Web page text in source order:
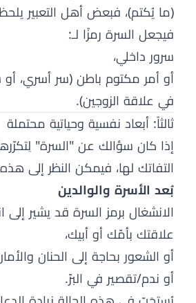
(ما يُكتم)، فبعض أهل التعبير
فيجعل السرة رمزًا لـ:
سرور داخلي،
أو أمر مكتوم باطن (سر أسري، أو
في علاقة الزوجين).
ثالثاً: أبعاد نفسية وحياتية محتملة
إذا كان سؤالك عن "السرة"
التفاتك لها، فيمكن النظر إلى هذه
بُعد الأسرة والوالدين
الانشغال برمز السرة قد يشير إلى
علاقتك بأمّك أو أبيك،
أو الشعور بحاجة إلى الحنان
أو ندم/تقصير في البرّ.